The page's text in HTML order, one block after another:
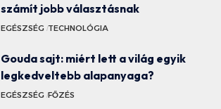
számít jobb választásnak
EGÉSZSÉG TECHNOLÓGIA
Gouda sajt: miért lett a világ egyik
legkedveltebb alapanyaga?
EGÉSZSÉG FŐZÉS